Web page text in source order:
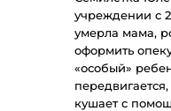
учреждении с
умерла мама,
оформить
«особый»
кушает с